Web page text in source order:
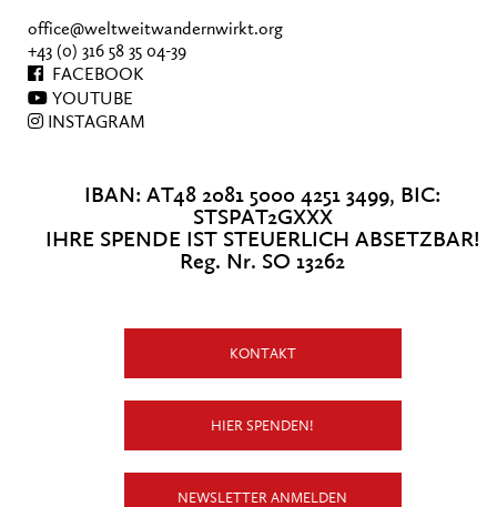
office@weltweitwandernwirkt.org
+43 (0) 316 58 35 04-39
FACEBOOK
YOUTUBE
INSTAGRAM
IBAN: AT48 2081 5000 4251 3499, BIC:
STSPAT2GXXX
IHRE SPENDE IST STEUERLICH ABSETZBAR!
Reg. Nr. SO 13262
KONTAKT
HIER SPENDEN!
NEWSLETTER ANMELDEN